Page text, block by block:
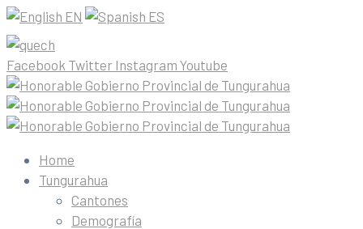
EN ES
Facebook Twitter Instagram Youtube
Home
Tungurahua
Cantones
Demografía